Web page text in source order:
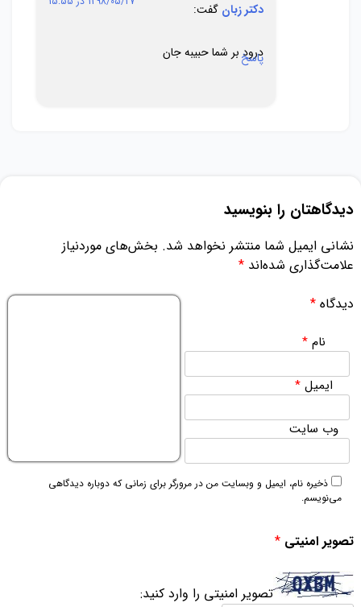
دکتر زبان گفت:
درود بر شما حبیبه جان
پاسخ
دیدگاهتان را بنویسید
نشانی ایمیل شما منتشر نخواهد شد. بخش‌های موردنیاز
علامت‌گذاری شده‌اند *
دیدگاه *
نام*
ایمیل*
وب‌ سایت
ذخیره نام، ایمیل و وبسایت من در مرورگر برای زمانی که دوباره دیدگاهی
می‌نویسم.
تصویر امنیتی *
تصویر امنیتی را وارد کنید: